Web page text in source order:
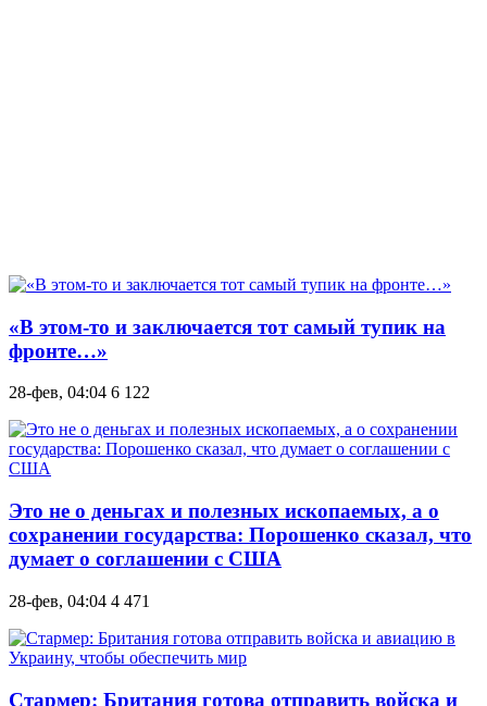
«В этом-то и заключается тот самый тупик на
фронте…»
28-фев, 04:04 6 122
Это не о деньгах и полезных ископаемых, а о
сохранении государства: Порошенко сказал, что
думает о соглашении с США
28-фев, 04:04 4 471
Стармер: Британия готова отправить войска и